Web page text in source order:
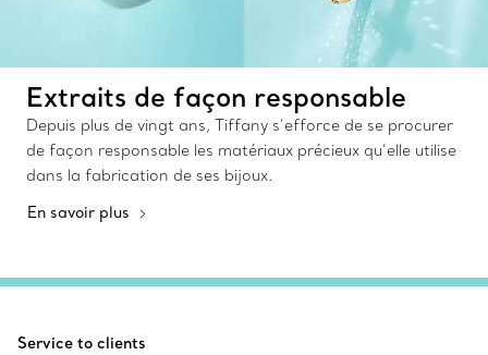
Extraits de façon responsable
Depuis plus de vingt ans, Tiffany s’efforce de se procurer
de façon responsable les matériaux précieux qu’elle utilise
dans la fabrication de ses bijoux.
En savoir plus
Service to clients